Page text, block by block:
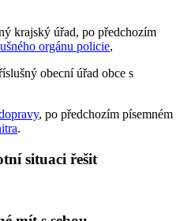
krajský úřad, po předchozím
orgánu policie,
obecní úřad obce s
, po předchozím písemném
.
situaci řešit